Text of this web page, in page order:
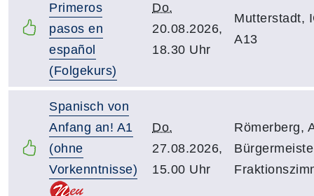
Primeros
pasos en
español
(Folgekurs)
Do.
20.08.2026,
18.30 Uhr
Mutterstadt,
A13
Spanisch von
Anfang an! A1
(ohne
Vorkenntnisse)
Do.
27.08.2026,
15.00 Uhr
Römerberg,